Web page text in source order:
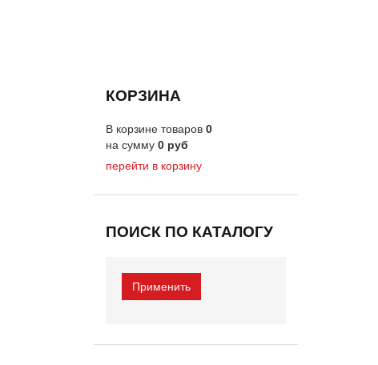
КОРЗИНА
В корзине товаров 0
на сумму 0 руб
перейти в корзину
ПОИСК ПО КАТАЛОГУ